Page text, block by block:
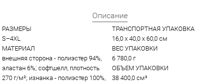
Описание
РАЗМЕРЫ
S–4XL
МАТЕРИАЛ
внешняя сторона - полиэстер 94%,
эластан 6%; софтшелл, плотность
270 г/м²; изнанка - полиэстер 100%,
ТРАНСПОРТНАЯ УПАКОВКА
16,0 x 40,0 x 60,0 см
ВЕС УПАКОВКИ
6 780,0 г
ОБЪЕМ УПАКОВКИ
38 400,0 см³